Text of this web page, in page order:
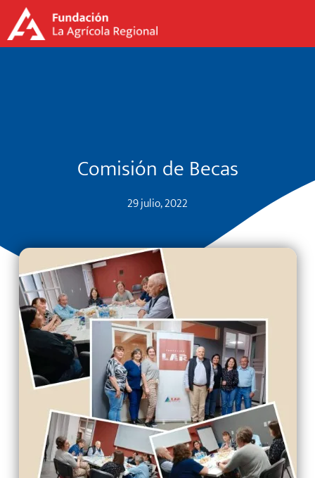
Comisión de Becas
29 julio, 2022